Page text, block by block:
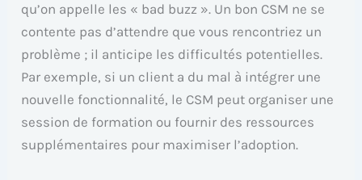
qu’on appelle les « bad buzz ». Un bon CSM ne se
contente pas d’attendre que vous rencontriez un
problème ; il anticipe les difficultés potentielles.
Par exemple, si un client a du mal à intégrer une
nouvelle fonctionnalité, le CSM peut organiser une
session de formation ou fournir des ressources
supplémentaires pour maximiser l’adoption.